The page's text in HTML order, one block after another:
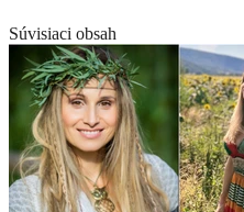
Súvisiaci obsah